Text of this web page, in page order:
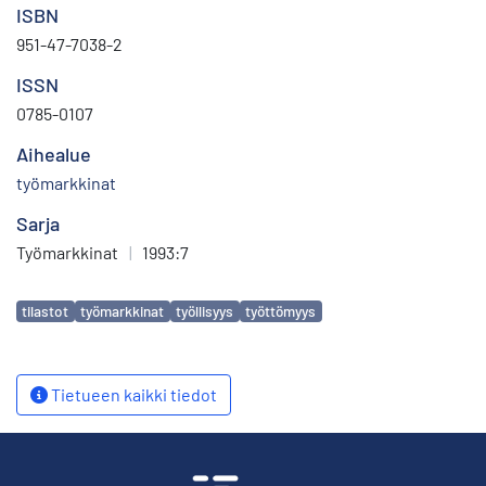
ISBN
951-47-7038-2
ISSN
0785-0107
Aihealue
työmarkkinat
Sarja
Työmarkkinat | 1993:7
Avainsanat
tilastot työmarkkinat työllisyys työttömyys
Tietueen kaikki tiedot